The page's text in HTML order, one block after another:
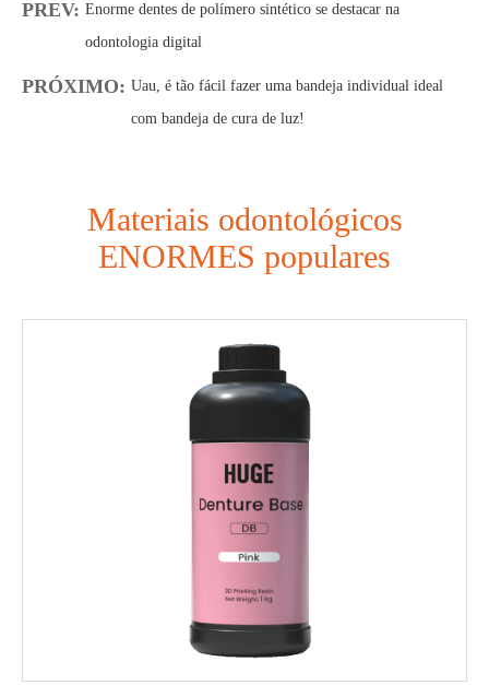
PREV: Enorme dentes de polímero sintético se destacar na
odontologia digital
PRÓXIMO: Uau, é tão fácil fazer uma bandeja individual ideal
com bandeja de cura de luz!
Materiais odontológicos
ENORMES populares